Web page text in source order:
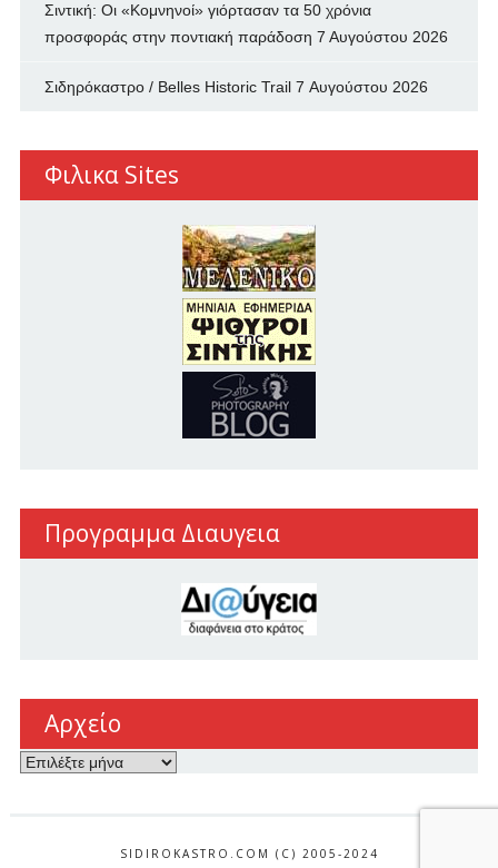
Σιντική: Οι «Κομνηνοί» γιόρτασαν τα 50 χρόνια
προσφοράς στην ποντιακή παράδοση 7 Αυγούστου 2026
Σιδηρόκαστρο / Belles Historic Trail 7 Αυγούστου 2026
Φιλικα Sites
Προγραμμα Διαυγεια
Αρχείο
Αρχείο
SIDIROKASTRO.COM (C) 2005-2024